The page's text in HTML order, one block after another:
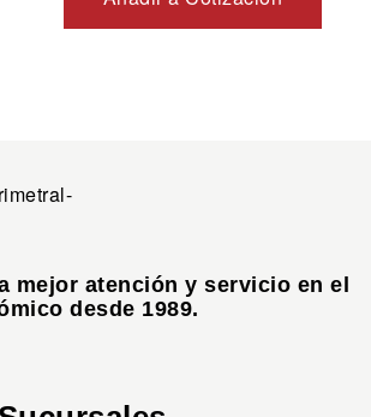
mejor atención y servicio en el
desde 1989.